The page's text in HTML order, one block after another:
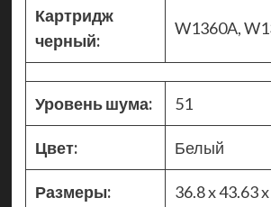
Картридж
черный:
W1360A,
Уровень шума: 51
Цвет: Белый
Размеры: 36.8 x 43.63